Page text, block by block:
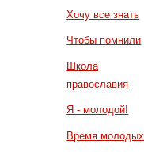
Хочу все знать
Чтобы помнили
Школа
православия
Я - молодой!
Время молодых